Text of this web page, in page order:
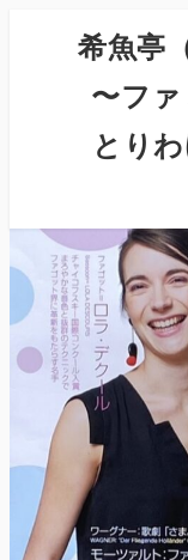
希魚亭
〜ファ
とり